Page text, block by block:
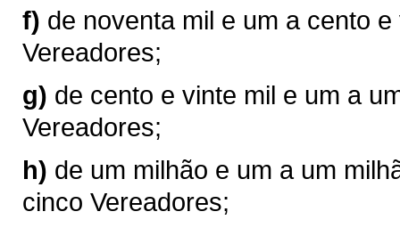
f) de noventa mil e um a cento
Vereadores;
g) de cento e vinte mil e um a
Vereadores;
h) de um milhão e um a um
cinco Vereadores;